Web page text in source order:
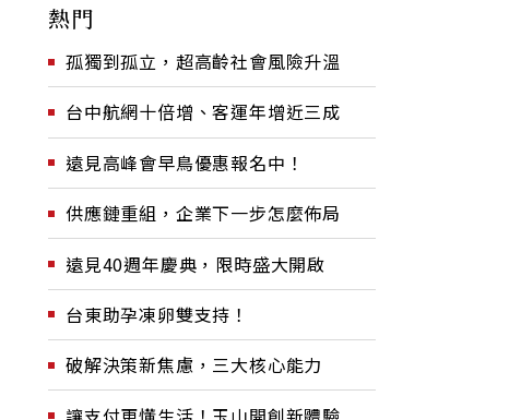
熱門
孤獨到孤立，超高齡社會風險升溫
台中航網十倍增、客運年增近三成
遠見高峰會早鳥優惠報名中！
供應鏈重組，企業下一步怎麼佈局
遠見40週年慶典，限時盛大開啟
台東助孕凍卵雙支持！
破解決策新焦慮，三大核心能力